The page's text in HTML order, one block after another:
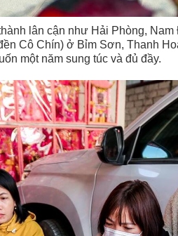
lân cận như Hải Phòng,
Cô Chín) ở Bỉm Sơn, Thanh
một năm sung túc và đủ đầy.